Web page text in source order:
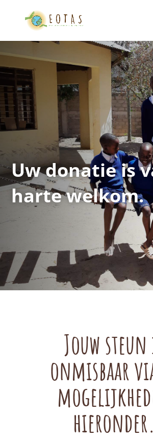
Uw donatie is
harte welkom.
Jouw
onmisbaar
hieronder.